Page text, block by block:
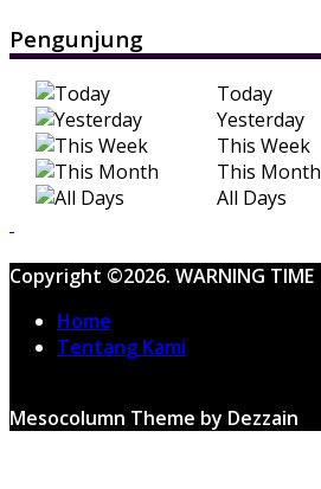
Pengunjung
Today
Yesterday
This Week
This Month
All Days
Copyright ©2026. WARNING TIME
Home
Tentang Kami
Mesocolumn Theme by Dezzain